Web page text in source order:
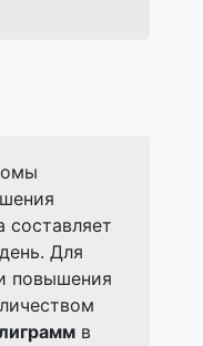
составляет
Для
повышения
в